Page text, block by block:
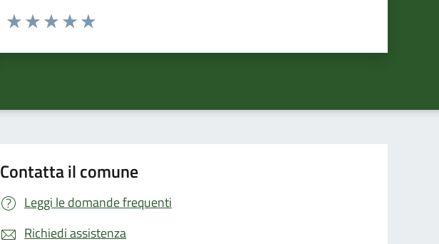
Valuta da 1 a 5 stelle la pagina
Contatta il comune
Leggi le domande frequenti
Richiedi assistenza